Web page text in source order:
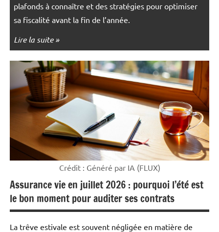
plafonds à connaître et des stratégies pour optimiser
sa fiscalité avant la fin de l’année.
Lire la suite
Crédit : Généré par IA (FLUX)
Assurance vie en juillet 2026 : pourquoi l’été est
le bon moment pour auditer ses contrats
La trêve estivale est souvent négligée en matière de